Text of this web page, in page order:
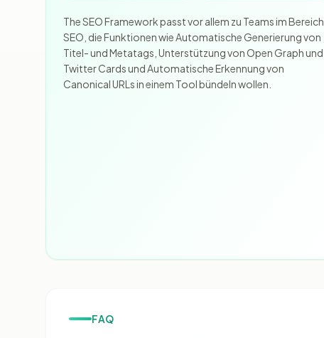
The SEO Framework passt vor allem zu Teams im Bereich
SEO, die Funktionen wie Automatische Generierung von
Titel- und Metatags, Unterstützung von Open Graph und
Twitter Cards und Automatische Erkennung von
Canonical URLs in einem Tool bündeln wollen.
FAQ